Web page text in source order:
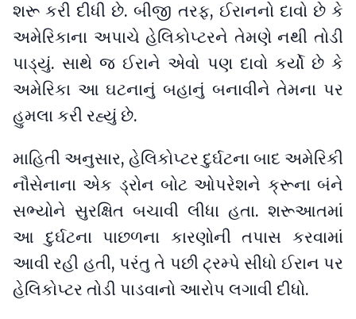
શરૂ કરી દીધી છે. બીજી તરફ, ઈરાનનો દાવો છે કે
અમેરિકાના અપાચે હેલિકોપ્ટરને તેમણે નથી તોડી
પાડ્યું. સાથે જ ઈરાને એવો પણ દાવો કર્યો છે કે
અમેરિકા આ ઘટનાનું બહાનું બનાવીને તેમના પર
હુમલા કરી રહ્યું છે.
માહિતી અનુસાર, હેલિકોપ્ટર દુર્ઘટના બાદ અમેરિકી
નૌસેનાના એક ડ્રોન બોટ ઓપરેશને ક્રૂના બંને
સભ્યોને સુરક્ષિત બચાવી લીધા હતા. શરૂઆતમાં
આ દુર્ઘટના પાછળના કારણોની તપાસ કરવામાં
આવી રહી હતી, પરંતુ તે પછી ટ્રમ્પે સીધો ઈરાન પર
હેલિકોપ્ટર તોડી પાડવાનો આરોપ લગાવી દીધો.